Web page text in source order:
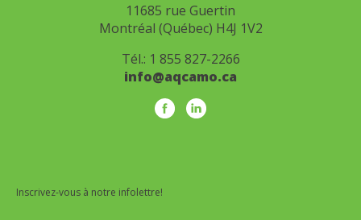
11685 rue Guertin
Montréal (Québec) H4J 1V2
Tél.: 1 855 827-2266
info@aqcamo.ca
Inscrivez-vous à notre infolettre!